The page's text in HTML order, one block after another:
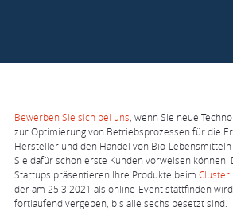
Bewerben Sie sich bei uns , wenn Sie neue
zur Optimierung von Betriebsprozessen für die
Hersteller und den Handel von Bio-Lebensmitteln
Sie dafür schon erste Kunden vorweisen können.
Startups präsentieren Ihre Produkte beim Cluster
der am 25.3.2021 als online-Event stattfinden
fortlaufend vergeben, bis alle sechs besetzt sind.